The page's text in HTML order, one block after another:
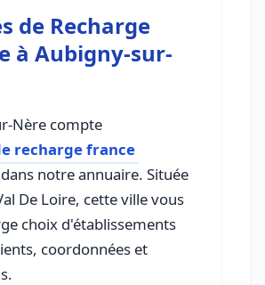
de Recharge
à Aubigny-sur-
Nère compte
recharge france
notre annuaire. Située
De Loire, cette ville vous
choix d'établissements
coordonnées et